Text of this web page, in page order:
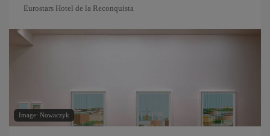
Eurostars Hotel de la Reconquista
Image: Nowaczyk